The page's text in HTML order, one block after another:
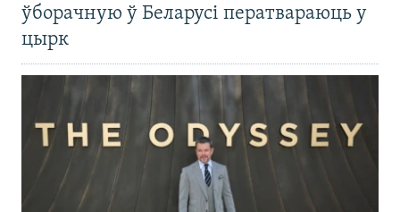
ўборачную ў Беларусі ператвараюць у
цырк